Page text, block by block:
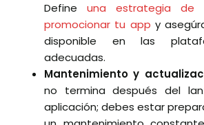
Define una estrategia de
promocionar tu app y
disponible en las
adecuadas.
Mantenimiento y
no termina después del
aplicación; debes estar